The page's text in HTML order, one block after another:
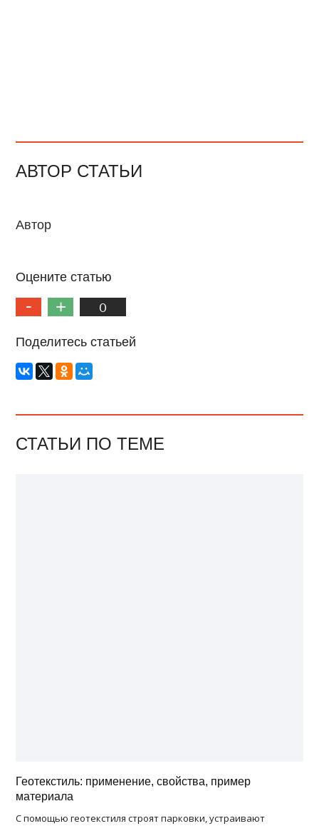
АВТОР СТАТЬИ
Автор
Оцените статью
0
Поделитесь статьей
СТАТЬИ ПО ТЕМЕ
Геотекстиль: применение, свойства, пример
материала
С помощью геотекстиля строят парковки, устраивают